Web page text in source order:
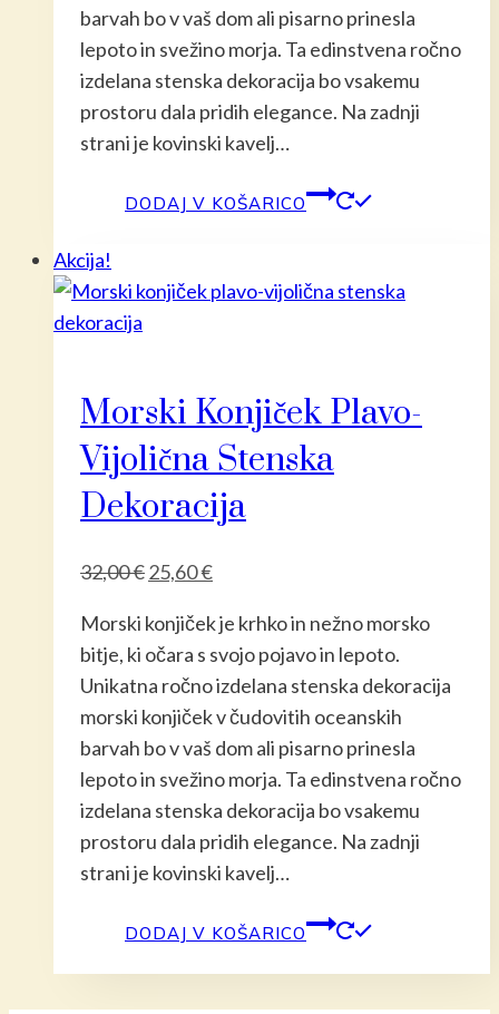
barvah bo v vaš dom ali pisarno prinesla
lepoto in svežino morja. Ta edinstvena ročno
izdelana stenska dekoracija bo vsakemu
prostoru dala pridih elegance. Na zadnji
strani je kovinski kavelj…
DODAJ V KOŠARICO
Akcija!
Morski Konjiček Plavo-
Vijolična Stenska
Dekoracija
32,00€Izvirna
je
bila:
32,00 €.
25,60€Trenutna
je:
25,60 €.
Morski konjiček je krhko in nežno morsko
bitje, ki očara s svojo pojavo in lepoto.
Unikatna ročno izdelana stenska dekoracija
morski konjiček v čudovitih oceanskih
barvah bo v vaš dom ali pisarno prinesla
lepoto in svežino morja. Ta edinstvena ročno
izdelana stenska dekoracija bo vsakemu
prostoru dala pridih elegance. Na zadnji
strani je kovinski kavelj…
DODAJ V KOŠARICO